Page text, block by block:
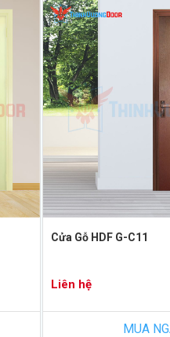
Cửa Gỗ HDF G-C11
Liên hệ
MUA